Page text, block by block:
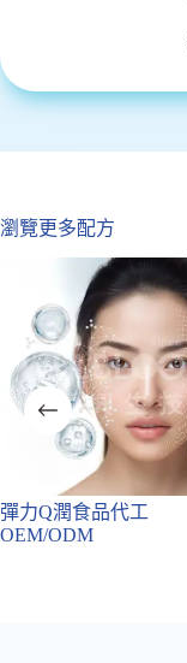
瀏覽更多配方
彈力Q潤食品代工
OEM/ODM